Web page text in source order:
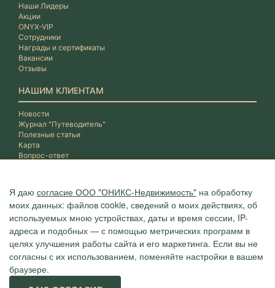
Я даю согласие ООО "ОНИКС-Недвижимость" на обработку
моих данных: файлов cookie, сведений о моих действиях, об
используемых мною устройствах, даты и время сессии, IP-
адреса и подобных — с помощью метрических программ в
целях улучшения работы сайта и его маркетинга. Если вы не
согласны с их использованием, поменяйте настройки в вашем
браузере.
Наши Лидеры
Акции
ONYX-VIP
Сотрудники
Награды и сертификаты
Вакансии
Отзывы
НАШИМ КЛИЕНТАМ
Новости
Журнал "Путеводитель"
Полезные статьи
Карта
Вопрос-ответ